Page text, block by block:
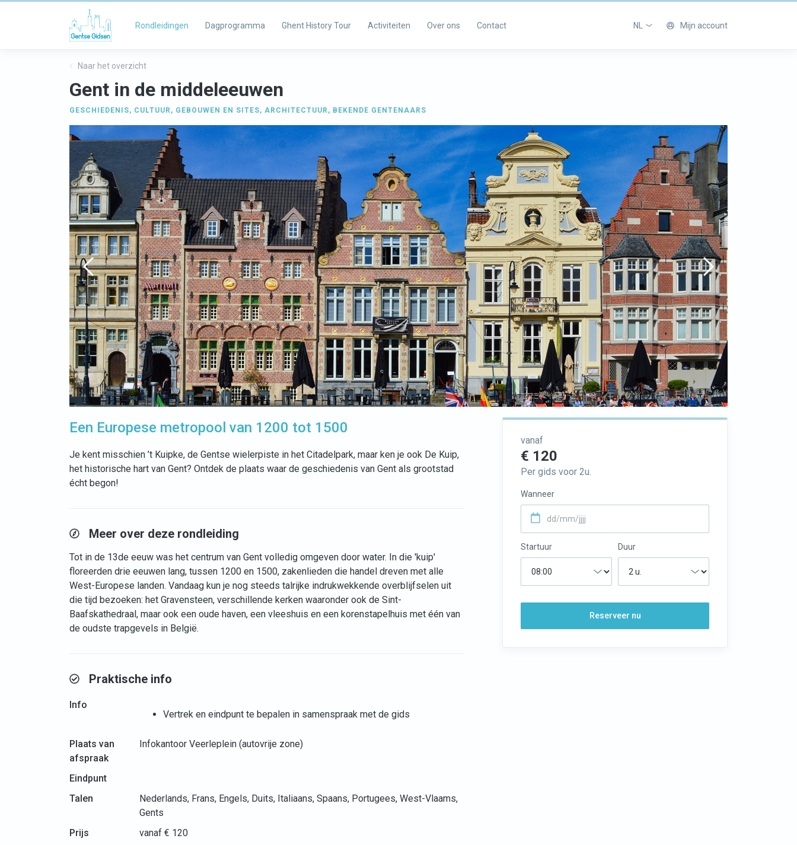
Rondleidingen Dagprogramma Ghent History Tour Activiteiten Over ons Contact NL Mijn account
Naar het overzicht
Gent in de middeleeuwen
GESCHIEDENIS, CULTUUR , GEBOUWEN EN SITES, ARCHITECTUUR , BEKENDE GENTENAARS
vanaf
€ 120
Per gids voor 2u.
Wanneer
Startuur Duur
Reserveer nu
Een Europese metropool van 1200 tot 1500
Je kent misschien ’t Kuipke, de Gentse wielerpiste in het Citadelpark, maar ken je ook De Kuip,
het historische hart van Gent? Ontdek de plaats waar de geschiedenis van Gent als grootstad
écht begon!
Meer over deze rondleiding
Tot in de 13de eeuw was het centrum van Gent volledig omgeven door water. In die 'kuip'
floreerden drie eeuwen lang, tussen 1200 en 1500, zakenlieden die handel dreven met alle
West-Europese landen. Vandaag kun je nog steeds talrijke indrukwekkende overblijfselen uit
die tijd bezoeken: het Gravensteen, verschillende kerken waaronder ook de Sint-
Baafskathedraal, maar ook een oude haven, een vleeshuis en een korenstapelhuis met één van
de oudste trapgevels in België.
Praktische info
Info
Vertrek en eindpunt te bepalen in samenspraak met de gids
Plaats van
afspraak
Infokantoor Veerleplein (autovrije zone)
Eindpunt
Talen
Nederlands, Frans, Engels, Duits, Italiaans, Spaans, Portugees, West-Vlaams,
Gents
Prijs
vanaf € 120